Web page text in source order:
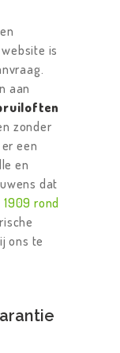
is
aan
zonder
een
en
dat
rond
ons te